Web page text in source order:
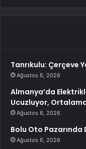
Tanrıkulu: Çerçeve
Ağustos 6, 2026
Almanya’da
Ucuzluyor,
Ağustos 6, 2026
Bolu Oto Pazarında
Ağustos 6, 2026